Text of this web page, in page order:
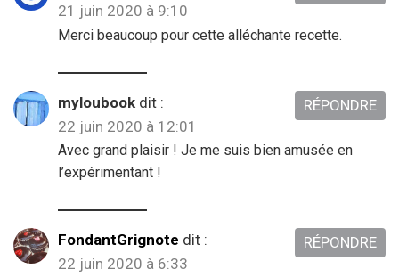
21 juin 2020 à 9:10
Merci beaucoup pour cette alléchante recette.
myloubook dit :
22 juin 2020 à 12:01
Avec grand plaisir ! Je me suis bien amusée en
l’expérimentant !
RÉPONDRE
FondantGrignote dit :
22 juin 2020 à 6:33
RÉPONDRE